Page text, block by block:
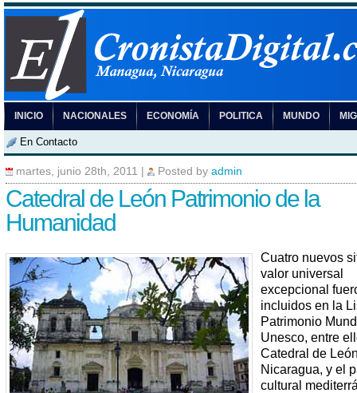
INICIO NACIONALES ECONOMÍA POLITICA MUNDO
En Contacto
martes, junio 28th, 2011 Posted by admin
Catedral de León Patrimonio de la
Humanidad
Cuatro nuevos
valor universal
excepcional
incluidos en la
Patrimonio
Unesco, entre
Catedral de
Nicaragua, y el
cultural